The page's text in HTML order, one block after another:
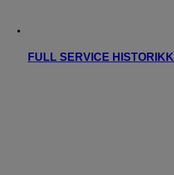
FULL SERVICE HISTORIKK